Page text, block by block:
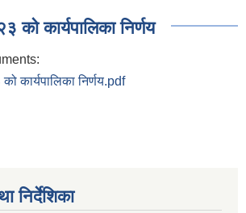
कार्यपालिका निर्णय
कार्यपालिका निर्णय.pdf
निर्देशिका